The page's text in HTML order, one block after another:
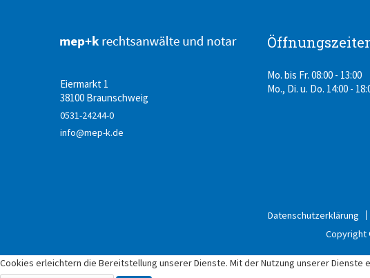
Eiermarkt 1
38100 Braunschweig
0531-24244-0
info@mep-k.de
Mo. bis Fr. 08:00 - 13:00
Mo., Di. u. Do. 14:00 -
Datenschutzerklärung
Copyright
Cookies erleichtern die Bereitstellung unserer Dienste. Mit der Nutzung unserer